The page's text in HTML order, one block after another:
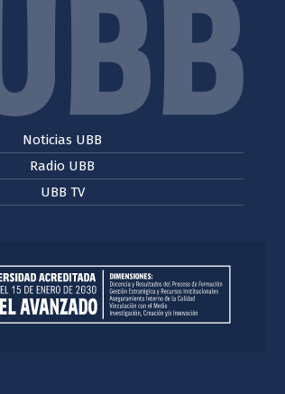
Noticias UBB
Radio UBB
UBB TV